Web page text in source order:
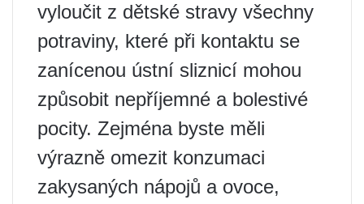
vyloučit z dětské stravy všechny
potraviny, které při kontaktu se
zanícenou ústní sliznicí mohou
způsobit nepříjemné a bolestivé
pocity. Zejména byste měli
výrazně omezit konzumaci
zakysaných nápojů a ovoce,